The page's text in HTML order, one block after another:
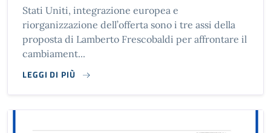
Stati Uniti, integrazione europea e
riorganizzazione dell’offerta sono i tre assi della
proposta di Lamberto Frescobaldi per affrontare il
cambiament...
LEGGI DI PIÙ